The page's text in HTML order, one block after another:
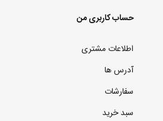
حساب کاربری من
اطلاعات مشتری
آدرس ها
سفارشات
سبد خرید